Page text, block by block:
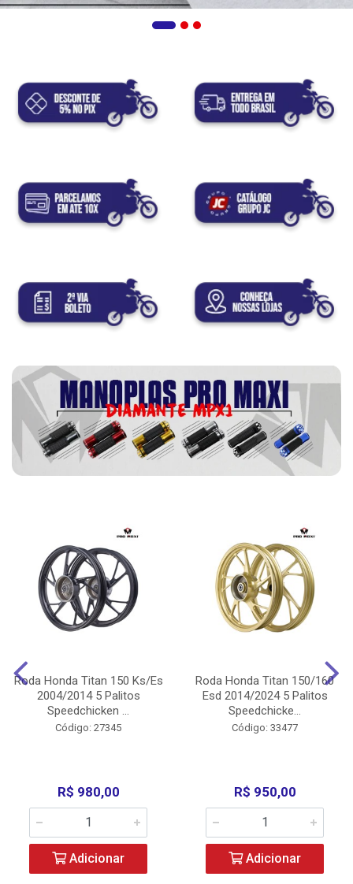
Roda Honda Titan 150 Ks/Es
2004/2014 5 Palitos
Speedchicken ...
Código: 27345
R$ 980,00
Adicionar
Roda Honda Titan 150/160
Esd 2014/2024 5 Palitos
Speedchicke...
Código: 33477
R$ 950,00
Adicionar